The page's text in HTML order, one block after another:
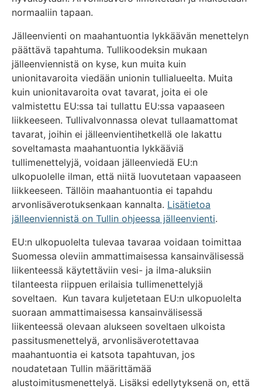
normaaliin tapaan.
Jälleenvienti on maahantuontia lykkäävän menettelyn
päättävä tapahtuma. Tullikoodeksin mukaan
jälleenviennistä on kyse, kun muita kuin
unionitavaroita viedään unionin tullialueelta. Muita
kuin unionitavaroita ovat tavarat, joita ei ole
valmistettu EU:ssa tai tullattu EU:ssa vapaaseen
liikkeeseen. Tullivalvonnassa olevat tullaamattomat
tavarat, joihin ei jälleenvientihetkellä ole lakattu
soveltamasta maahantuontia lykkääviä
tullimenettelyjä, voidaan jälleenviedä EU:n
ulkopuolelle ilman, että niitä luovutetaan vapaaseen
liikkeeseen. Tällöin maahantuontia ei tapahdu
arvonlisäverotuksenkaan kannalta. Lisätietoa
jälleenviennistä on Tullin ohjeessa jälleenvienti.
EU:n ulkopuolelta tulevaa tavaraa voidaan toimittaa
Suomessa oleviin ammattimaisessa kansainvälisessä
liikenteessä käytettäviin vesi- ja ilma-aluksiin
tilanteesta riippuen erilaisia tullimenettelyjä
soveltaen. Kun tavara kuljetetaan EU:n ulkopuolelta
suoraan ammattimaisessa kansainvälisessä
liikenteessä olevaan alukseen soveltaen ulkoista
passitusmenettelyä, arvonlisäverotettavaa
maahantuontia ei katsota tapahtuvan, jos
noudatetaan Tullin määrittämää
alustoimitusmenettelyä. Lisäksi edellytyksenä on, että